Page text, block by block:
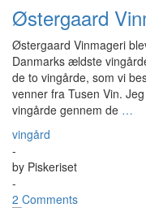
Østergaard
Østergaard Vinmageri
Danmarks ældste
de to vingårde, som vi
venner fra Tusen Vin.
vingårde gennem de …
vingård
-
by Piskeriset
-
2 Comments